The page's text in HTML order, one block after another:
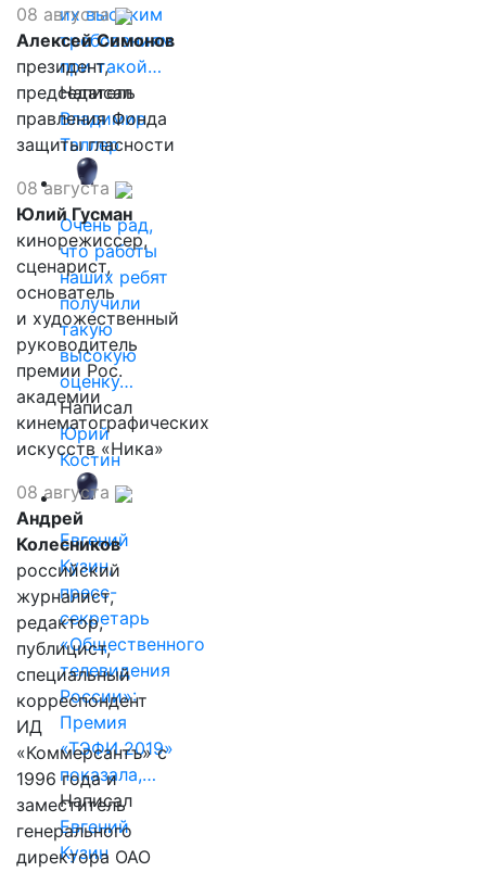
их высоким
требованиям
при такой…
Написал
Владимир
Таллер
Очень рад,
что работы
наших ребят
получили
такую
высокую
оценку…
Написал
Юрий
Костин
Евгений
Кузин,
пресс-
секретарь
«Общественного
телевидения
России»:
Премия
«ТЭФИ 2019»
показала,…
Написал
Евгений
Кузин
08 августа
Алексей Симонов
президент,
председатель
правления Фонда
защиты гласности
08 августа
Юлий Гусман
кинорежиссер,
сценарист,
основатель
и художественный
руководитель
премии Рос.
академии
кинематографических
искусств «Ника»
08 августа
Андрей
Колесников
российский
журналист,
редактор,
публицист,
специальный
корреспондент
ИД
«Коммерсантъ» с
1996 года и
заместитель
генерального
директора ОАО